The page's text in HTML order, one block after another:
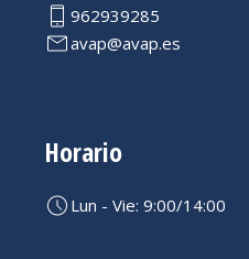
962939285
avap@avap.es
Horario
Lun - Vie: 9:00/14:00